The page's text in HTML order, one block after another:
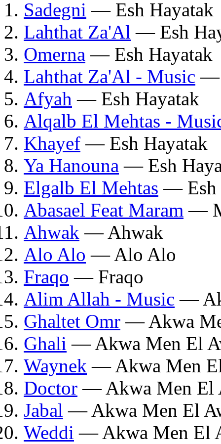
Sadegni — Esh Hayatak
Lahthat Za'Al — Esh
Omerna — Esh Hayatak
Lahthat Za'Al - Music —
Afyah — Esh Hayatak
Alqalb El Mehtas -
Khayef — Esh Hayatak
Ya Hanouna — Esh
Elgalb El Mehtas — Esh
Abasael Feat Maram —
Ahwak — Ahwak
Alo Alo — Alo Alo
Fraqo — Fraqo
Alim Allah - Music —
Ghaltet Omr — Akwa
Ghali — Akwa Men El
Waynek — Akwa Men
Doctor — Akwa Men El
Jabal — Akwa Men El
Weddi — Akwa Men El